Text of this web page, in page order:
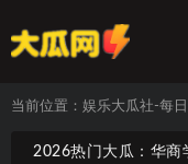
当前位置： 娱乐大瓜社-每
2026热门大瓜：华商